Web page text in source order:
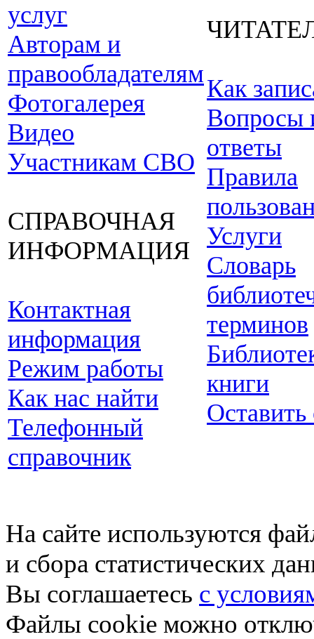
услуг
Авторам и
правообладателям
Фотогалерея
Видео
Участникам СВО
СПРАВОЧНАЯ
ИНФОРМАЦИЯ
Контактная
информация
Режим работы
Как нас найти
Телефонный
справочник
Как
Вопросы
ответы
Правила
Услуги
Словарь
терминов
книги
Оставить
На сайте используются
и сбора статистических
Вы соглашаетесь с
Файлы cookie можно